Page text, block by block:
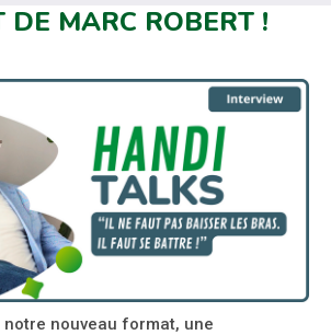
DE MARC ROBERT !
notre nouveau format, une